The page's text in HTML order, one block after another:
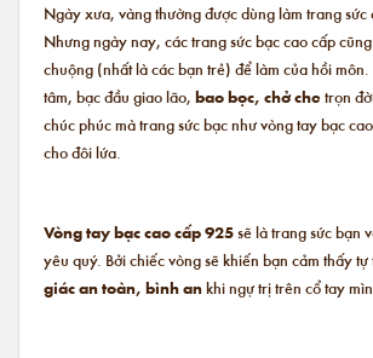
Ngày xưa, vàng thường được dùng làm trang sức
Nhưng ngày nay, các trang sức bạc cao cấp
chuộng (nhất là các bạn trẻ) để làm của hồi
tâm, bạc đầu giao lão, bao bọc, chở chetrọn
chúc phúc mà trang sức bạc như vòng tay bạc
cho đôi lứa.
Vòng tay bạc cao cấp 925sẽ là trang sức bạn
yêu quý. Bởi chiếc vòng sẽ khiến bạn cảm thấy tự
giác an toàn, bình ankhi ngự trị trên cổ tay